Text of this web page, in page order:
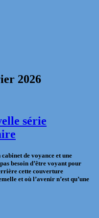
2026
série
de voyance et une
besoin d’être voyant pour
cette couverture
et où l’avenir n’est qu’une